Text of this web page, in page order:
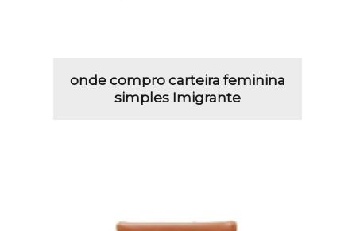
onde compro carteira feminina
simples Imigrante